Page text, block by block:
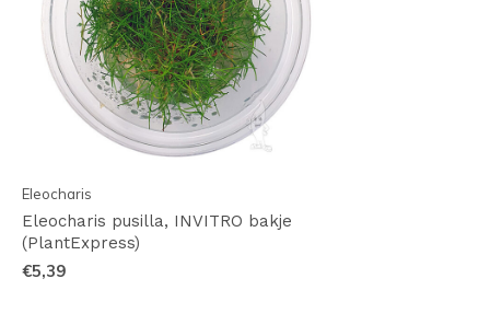
Eleocharis
Eleocharis pusilla, INVITRO bakje
(PlantExpress)
€5,39